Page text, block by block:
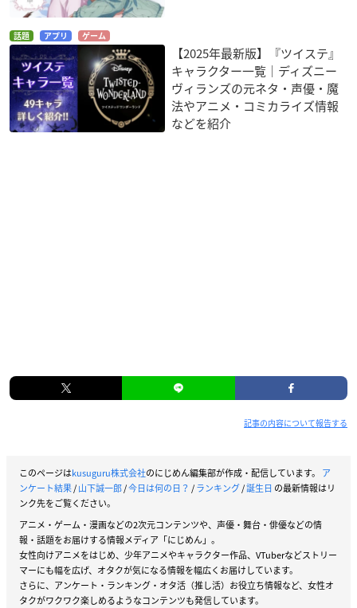
話題 アプリ ゲーム
【2025年最新版】『ツイステ』
キャラクター一覧｜ディズニー
ヴィランズの元ネタ・声優・魔
法やアニメ・コミカライズ情報
などを紹介
記事の内容について報告する
このページはkusuguru株式会社のにじめん編集部が作成・配信しています。 ア
ンケート結果/山下誠一郎/今日は何の日？ /ランキング/誕生日 の最新情報はリ
ンク先をご覧ください。
アニメ・ゲーム・漫画などの2次元コンテンツや、声優・舞台・俳優などの情
報・話題をお届けする情報メディア「にじめん」。
女性向けアニメをはじめ、少年アニメやキャラクター作品、VTuberなどストリー
マーにも幅を広げ、オタクが気になる情報を幅広くお届けしています。
さらに、アンケート・ランキング・オタ活（推し活）お役立ち情報など、女性オ
タクがワクワク楽しめるようなコンテンツも発信しています。